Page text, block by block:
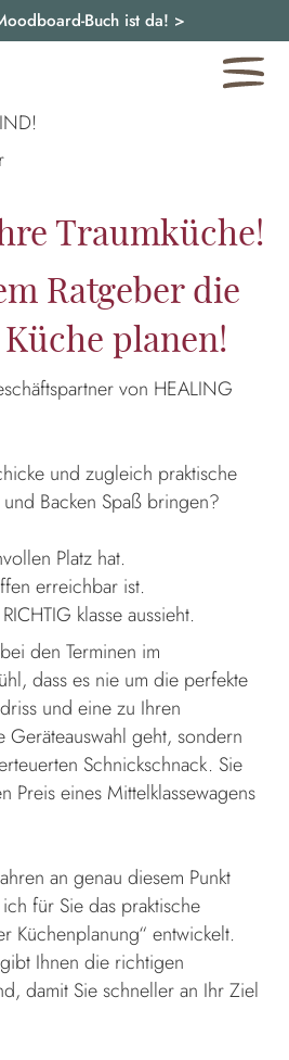
Buch ist da! >
Traumküche!
Ratgeber die
planen!
von HEALING
und zugleich praktische
Backen Spaß bringen?
Platz hat.
erreichbar ist.
klasse aussieht.
den Terminen im
dass es nie um die perfekte
und eine zu Ihren
Geräteauswahl geht, sondern
Schnickschnack. Sie
Preis eines Mittelklassewagens
an genau diesem Punkt
für Sie das praktische
Küchenplanung“ entwickelt.
Ihnen die richtigen
damit Sie schneller an Ihr Ziel